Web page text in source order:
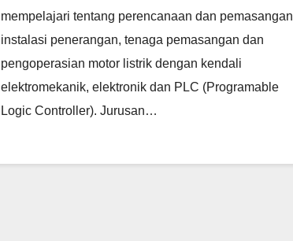
mempelajari tentang perencanaan dan pemasangan
instalasi penerangan, tenaga pemasangan dan
pengoperasian motor listrik dengan kendali
elektromekanik, elektronik dan PLC (Programable
Logic Controller). Jurusan…